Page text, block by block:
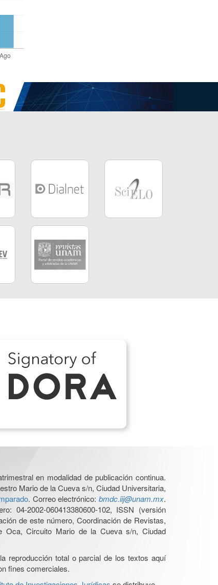
en modalidad de publicación continua.
Mario de la Cueva s/n, Ciudad Universitaria,
. Correo electrónico: bmdc.iij@unam.mx.
04-2002-060413380600-102, ISSN (versión
de este número, Coordinación de Revistas,
Oca, Circuito Mario de la Cueva s/n, Ciudad
reproducción total o parcial de los textos aquí
fines comerciales.